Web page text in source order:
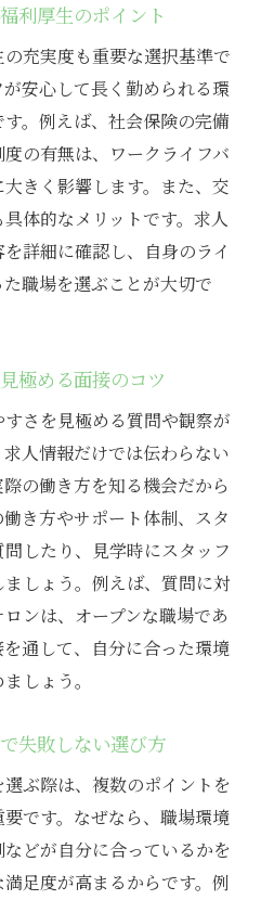
クライフバランスの実現
や勤務時間を重視するポ
切にできる美容院の選び
能な美容院求人の特徴
き方を見つけるための秘
院スタッフの新しい挑戦
らスタートする安心ポイ
院求人を選ぶメリット
して基礎から学ぶ方法
やすい美容院の特徴
ャリアに踏み出す準備
ぶためのチェックポイン
働ける環境の見極め方
高い美容院の特徴とは
利厚生のポイント
充実度も重要な選択基準で
安心して長く勤められる環
。例えば、社会保険の完備
の有無は、ワークライフバ
きく影響します。また、交
体的なメリットです。求人
詳細に確認し、自身のライ
職場を選ぶことが大切で
極める面接のコツ
さを見極める質問や観察が
人情報だけでは伝わらない
の働き方を知る機会だから
き方やサポート体制、スタ
したり、見学時にスタッフ
しょう。例えば、質問に対
ンは、オープンな職場であ
通して、自分に合った環境
しょう。
失敗しない選び方
ぶ際は、複数のポイントを
です。なぜなら、職場環境
どが自分に合っているかを
足度が高まるからです。例